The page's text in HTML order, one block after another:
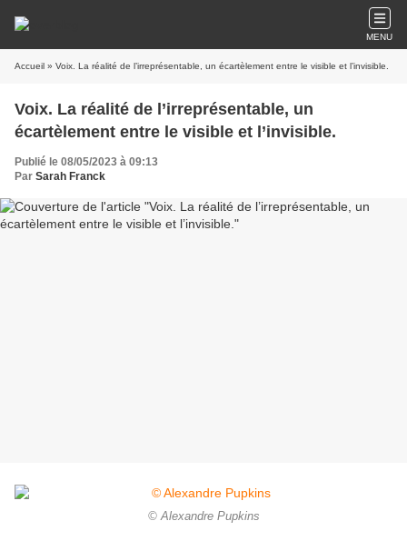
MENU
Accueil » Voix. La réalité de l’irreprésentable, un écartèlement entre le visible et l’invisible.
Voix. La réalité de l’irreprésentable, un
écartèlement entre le visible et l’invisible.
Publié le 08/05/2023 à 09:13
Par Sarah Franck
© Alexandre Pupkins